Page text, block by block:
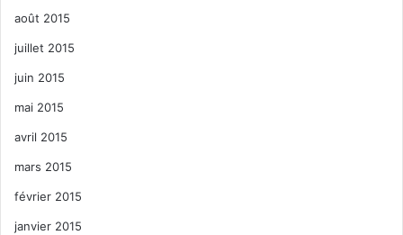
août 2015
juillet 2015
juin 2015
mai 2015
avril 2015
mars 2015
février 2015
janvier 2015